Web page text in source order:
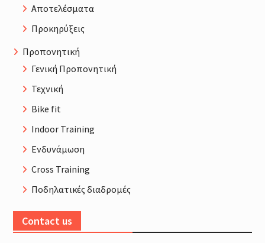
Αποτελέσματα
Προκηρύξεις
Προπονητική
Γενική Προπονητική
Τεχνική
Bike fit
Indoor Training
Ενδυνάμωση
Cross Training
Ποδηλατικές διαδρομές
Contact us